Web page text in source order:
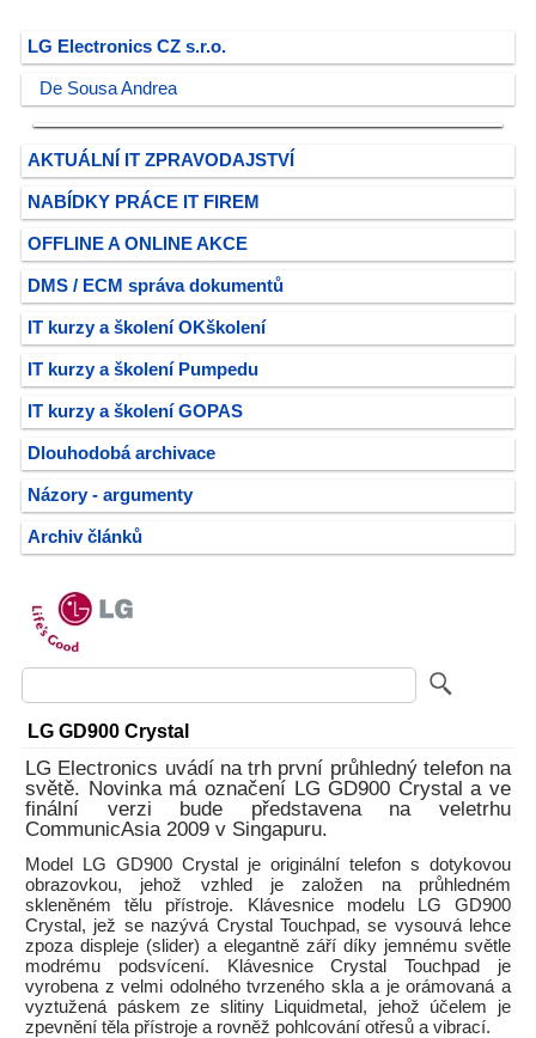
LG Electronics CZ s.r.o.
De Sousa Andrea
AKTUÁLNÍ IT ZPRAVODAJSTVÍ
NABÍDKY PRÁCE IT FIREM
OFFLINE A ONLINE AKCE
DMS / ECM správa dokumentů
IT kurzy a školení OKškolení
IT kurzy a školení Pumpedu
IT kurzy a školení GOPAS
Dlouhodobá archivace
Názory - argumenty
Archiv článků
LG GD900 Crystal
LG Electronics uvádí na trh první průhledný telefon na
světě. Novinka má označení LG GD900 Crystal a ve
finální verzi bude představena na veletrhu
CommunicAsia 2009 v Singapuru.
Model LG GD900 Crystal je originální telefon s dotykovou
obrazovkou, jehož vzhled je založen na průhledném
skleněném tělu přístroje. Klávesnice modelu LG GD900
Crystal, jež se nazývá Crystal Touchpad, se vysouvá lehce
zpoza displeje (slider) a elegantně září díky jemnému světle
modrému podsvícení. Klávesnice Crystal Touchpad je
vyrobena z velmi odolného tvrzeného skla a je orámovaná a
vyztužená páskem ze slitiny Liquidmetal, jehož účelem je
zpevnění těla přístroje a rovněž pohlcování otřesů a vibrací.